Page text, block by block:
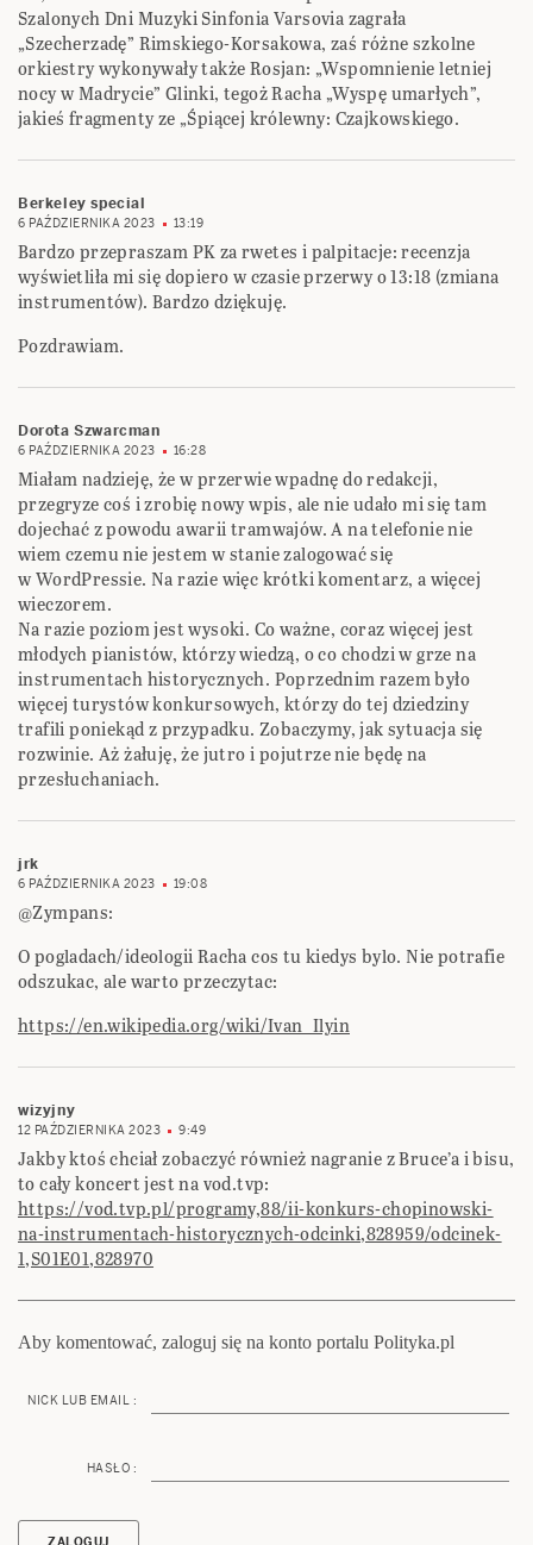
Szalonych Dni Muzyki Sinfonia Varsovia zagrała
„Szecherzadę” Rimskiego-Korsakowa, zaś różne szkolne
orkiestry wykonywały także Rosjan: „Wspomnienie letniej
nocy w Madrycie” Glinki, tegoż Racha „Wyspę umarłych”,
jakieś fragmenty ze „Śpiącej królewny: Czajkowskiego.
Berkeley special
6 PAŹDZIERNIKA 2023 13:19
Bardzo przepraszam PK za rwetes i palpitacje: recenzja
wyświetliła mi się dopiero w czasie przerwy o 13:18 (zmiana
instrumentów). Bardzo dziękuję.
Pozdrawiam.
Dorota Szwarcman
6 PAŹDZIERNIKA 2023 16:28
Miałam nadzieję, że w przerwie wpadnę do redakcji,
przegryze coś i zrobię nowy wpis, ale nie udało mi się tam
dojechać z powodu awarii tramwajów. A na telefonie nie
wiem czemu nie jestem w stanie zalogować się
w WordPressie. Na razie więc krótki komentarz, a więcej
wieczorem.
Na razie poziom jest wysoki. Co ważne, coraz więcej jest
młodych pianistów, którzy wiedzą, o co chodzi w grze na
instrumentach historycznych. Poprzednim razem było
więcej turystów konkursowych, którzy do tej dziedziny
trafili poniekąd z przypadku. Zobaczymy, jak sytuacja się
rozwinie. Aż żałuję, że jutro i pojutrze nie będę na
przesłuchaniach.
jrk
6 PAŹDZIERNIKA 2023 19:08
@Zympans:
O pogladach/ideologii Racha cos tu kiedys bylo. Nie potrafie
odszukac, ale warto przeczytac:
https://en.wikipedia.org/wiki/Ivan_Ilyin
wizyjny
12 PAŹDZIERNIKA 2023 9:49
Jakby ktoś chciał zobaczyć również nagranie z Bruce’a i bisu,
to cały koncert jest na vod.tvp:
https://vod.tvp.pl/programy,88/ii-konkurs-chopinowski-
na-instrumentach-historycznych-odcinki,828959/odcinek-
1,S01E01,828970
Aby komentować, zaloguj się na konto portalu Polityka.pl
NICK LUB EMAIL :
HASŁO :